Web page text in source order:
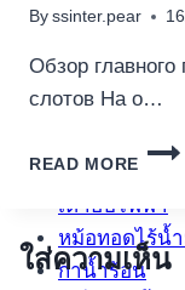
อุปกรณ์เครื่องใช้ภา
เตาอบไฟฟ้า
หม้อทอดไร้น้
กาน้ำร้อน
By ssinter.pear
Обзор
слотов На о…
READ MORE
И
ใส่ความเห็น